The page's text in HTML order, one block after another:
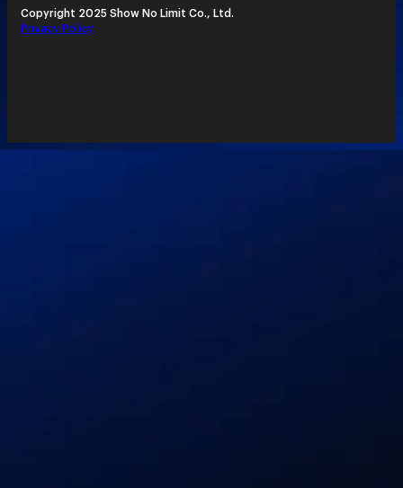
Copyright 2025 Show No Limit Co., Ltd.
Privacy Policy